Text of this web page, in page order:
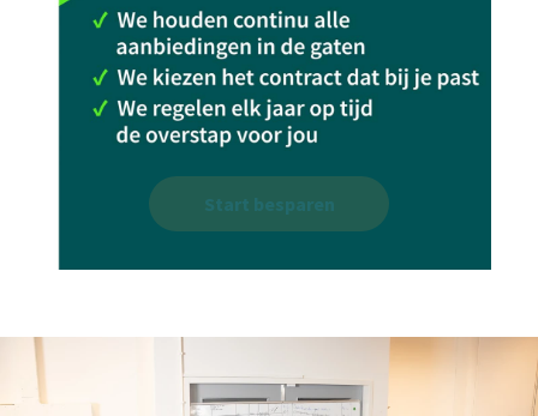
Start besparen